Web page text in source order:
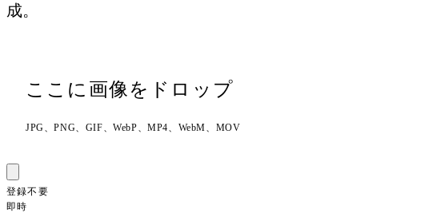
成。
ここに画像をドロップ
JPG、PNG、GIF、WebP、MP4、WebM、MOV
登録不要
即時